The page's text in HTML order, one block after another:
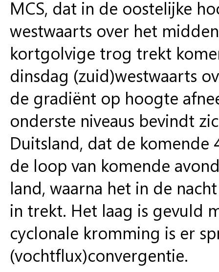
MCS, dat in de oostelijke
westwaarts over het
kortgolvige trog trekt
dinsdag (zuid)westwaarts
de gradiënt op hoogte
onderste niveaus bevindt
Duitsland, dat de komende
de loop van komende
land, waarna het in de
in trekt. Het laag is gevuld
cyclonale kromming is er
(vochtflux)convergentie.